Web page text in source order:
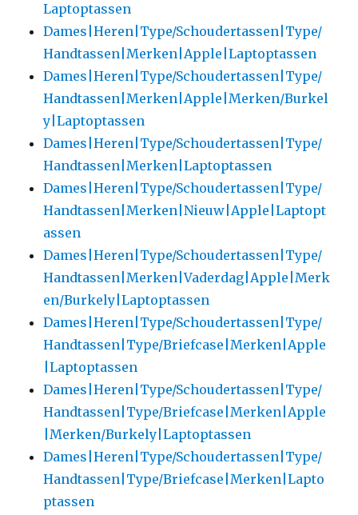
Laptoptassen
Dames|Heren|Type/Schoudertassen|Type/
Handtassen|Merken|Apple|Laptoptassen
Dames|Heren|Type/Schoudertassen|Type/
Handtassen|Merken|Apple|Merken/Burkel
y|Laptoptassen
Dames|Heren|Type/Schoudertassen|Type/
Handtassen|Merken|Laptoptassen
Dames|Heren|Type/Schoudertassen|Type/
Handtassen|Merken|Nieuw|Apple|Laptopt
assen
Dames|Heren|Type/Schoudertassen|Type/
Handtassen|Merken|Vaderdag|Apple|Merk
en/Burkely|Laptoptassen
Dames|Heren|Type/Schoudertassen|Type/
Handtassen|Type/Briefcase|Merken|Apple
|Laptoptassen
Dames|Heren|Type/Schoudertassen|Type/
Handtassen|Type/Briefcase|Merken|Apple
|Merken/Burkely|Laptoptassen
Dames|Heren|Type/Schoudertassen|Type/
Handtassen|Type/Briefcase|Merken|Lapto
ptassen